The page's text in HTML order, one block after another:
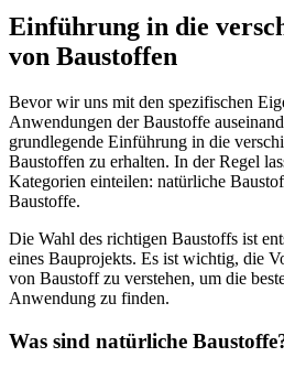
Einführung in die
von Baustoffen
Bevor wir uns mit den spezifischen
Anwendungen der Baustoffe
grundlegende Einführung in die
Baustoffen zu erhalten. In der Regel
Kategorien einteilen: natürliche
Baustoffe.
Die Wahl des richtigen Baustoffs ist
eines Bauprojekts. Es ist wichtig, die
von Baustoff zu verstehen, um die
Anwendung zu finden.
Was sind natürliche